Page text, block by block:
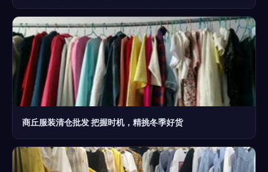
商丘服装清仓批发 把握时机，精挑冬季好货